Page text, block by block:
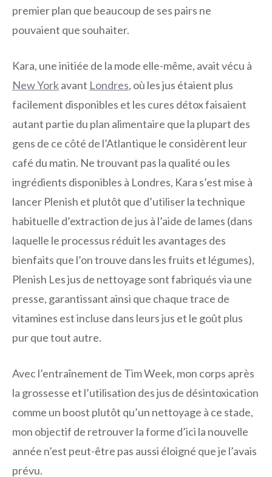
premier plan que beaucoup de ses pairs ne
pouvaient que souhaiter.
Kara, une initiée de la mode elle-même, avait vécu à
New Yorkavant Londres, où les jus étaient plus
facilement disponibles et les cures détox faisaient
autant partie du plan alimentaire que la plupart des
gens de ce côté de l’Atlantique le considèrent leur
café du matin. Ne trouvant pas la qualité ou les
ingrédients disponibles à Londres, Kara s’est mise à
lancer Plenish et plutôt que d’utiliser la technique
habituelle d’extraction de jus à l’aide de lames (dans
laquelle le processus réduit les avantages des
bienfaits que l’on trouve dans les fruits et légumes),
Plenish Les jus de nettoyage sont fabriqués via une
presse, garantissant ainsi que chaque trace de
vitamines est incluse dans leurs jus et le goût plus
pur que tout autre.
Avec l’entraînement de Tim Week, mon corps après
la grossesse et l’utilisation des jus de désintoxication
comme un boost plutôt qu’un nettoyage à ce stade,
mon objectif de retrouver la forme d’ici la nouvelle
année n’est peut-être pas aussi éloigné que je l’avais
prévu.